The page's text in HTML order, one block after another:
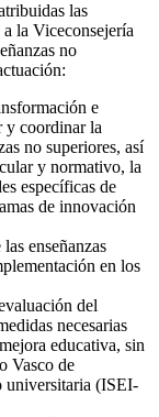
las
la Viceconsejería
no
e
y coordinar la
no superiores, así
y normativo, la
específicas de
de innovación
enseñanzas
en los
del
necesarias
educativa, sin
Vasco de
universitaria (ISEI-